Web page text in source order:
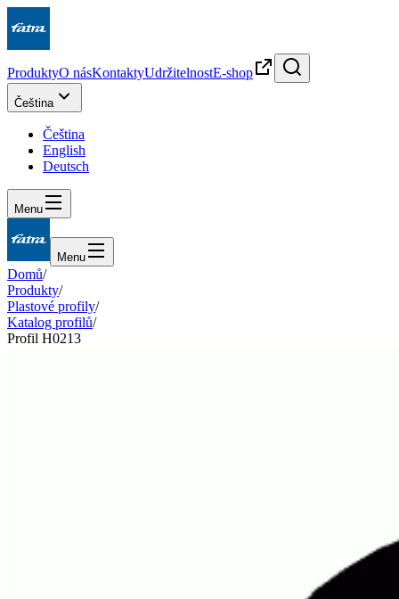
ProduktyO násKontaktyUdržitelnostE-shop
Čeština
Čeština
English
Deutsch
Menu
Menu
Domů/
Produkty/
Plastové profily/
Katalog profilů/
Profil H0213